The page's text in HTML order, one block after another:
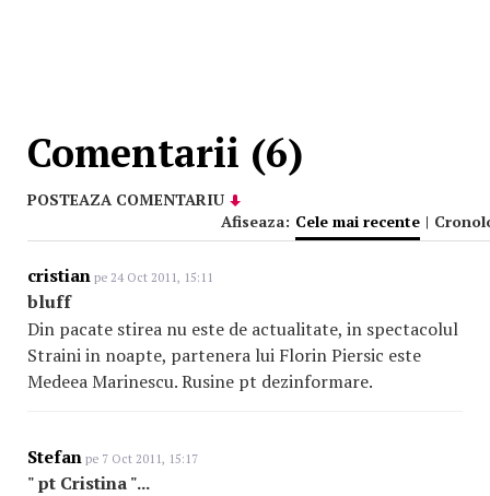
Comentarii (6)
POSTEAZA COMENTARIU
Afiseaza: Cele mai recente |
cristian pe 24 Oct 2011, 15:11
bluff
Din pacate stirea nu este de actualitate, in spectacolul
Straini in noapte, partenera lui Florin Piersic este
Medeea Marinescu. Rusine pt dezinformare.
Stefan pe 7 Oct 2011, 15:17
" pt Cristina "...